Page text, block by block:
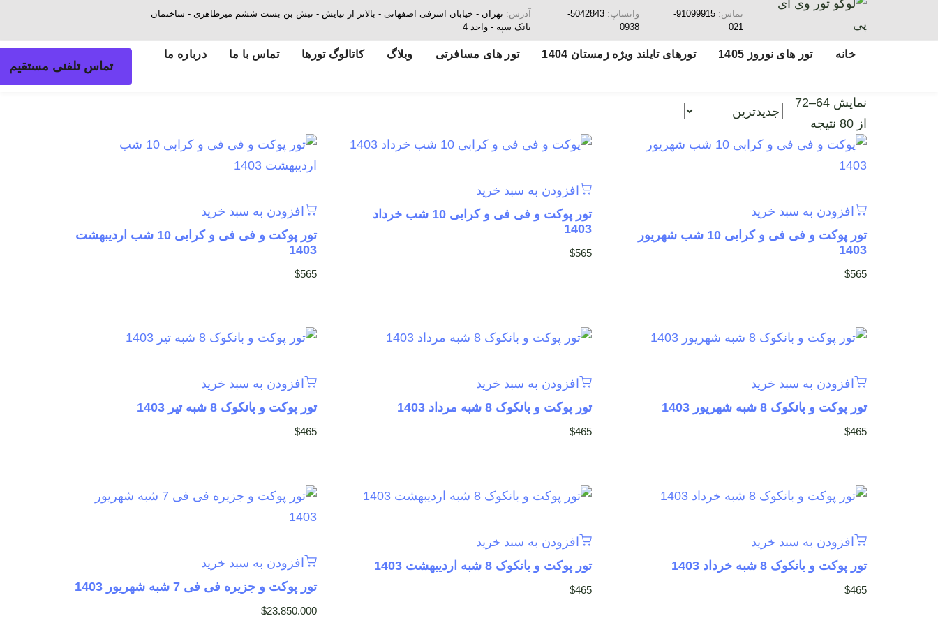
تماس:
91099915-
021
واتساپ:
5042843-
0938
آدرس: تهران - خیابان اشرفی اصفهانی - بالاتر از نیایش - نبش بن بست ششم میرطاهری - ساختمان
بانک سپه - واحد 4
خانه تور های نوروز 1405 تورهای تایلند ویژه زمستان 1404 تور های مسافرتی وبلاگ کاتالوگ تورها تماس با ما درباره ما
تماس تلفنی مستقیم
نمایش 64–72
از 80 نتیجه
افزودن به سبد خرید
تور پوکت و فی فی و کرابی 10 شب شهریور
1403
$565
افزودن به سبد خرید
تور پوکت و فی فی و کرابی 10 شب خرداد
1403
$565
افزودن به سبد خرید
تور پوکت و فی فی و کرابی 10 شب اردیبهشت
1403
$565
افزودن به سبد خرید
تور پوکت و بانکوک 8 شبه شهریور 1403
$465
افزودن به سبد خرید
تور پوکت و بانکوک 8 شبه مرداد 1403
$465
افزودن به سبد خرید
تور پوکت و بانکوک 8 شبه تیر 1403
$465
افزودن به سبد خرید
تور پوکت و بانکوک 8 شبه خرداد 1403
$465
افزودن به سبد خرید
تور پوکت و بانکوک 8 شبه اردیبهشت 1403
$465
افزودن به سبد خرید
تور پوکت و جزیره فی فی 7 شبه شهریور 1403
$23.850.000